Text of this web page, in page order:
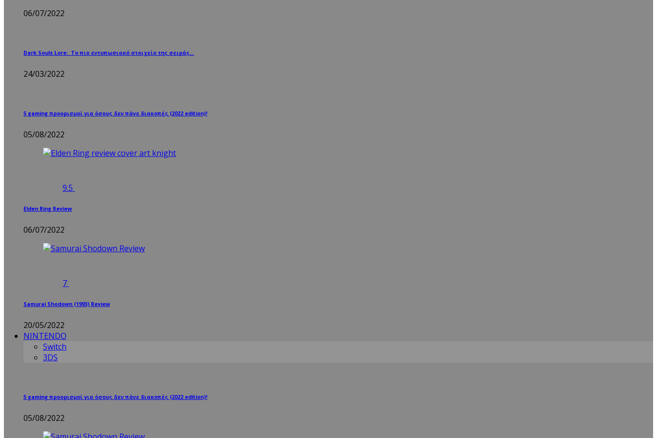
06/07/2022
Dark Souls Lore: Το πιο εντυπωσιακό στοιχείο της σειράς…
24/03/2022
5 gaming προορισμοί για όσους δεν πάνε διακοπές (2022 edition)!
05/08/2022
9.5
Elden Ring Review
06/07/2022
7
Samurai Shodown (1993) Review
20/05/2022
NINTENDO
Switch
3DS
5 gaming προορισμοί για όσους δεν πάνε διακοπές (2022 edition)!
05/08/2022